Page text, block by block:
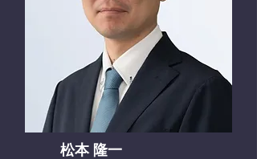
松本 隆一